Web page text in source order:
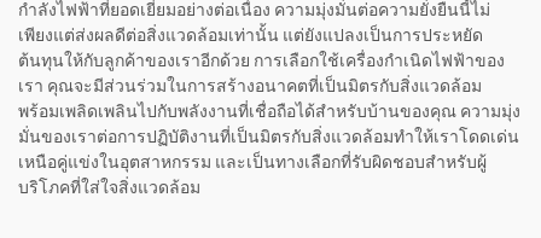
กำลังไฟฟ้าที่ยอดเยี่ยมอย่างต่อเนื่อง ความมุ่งมั่นต่อความยั่งยืนนี้ไม่
เพียงแต่ส่งผลดีต่อสิ่งแวดล้อมเท่านั้น แต่ยังแปลงเป็นการประหยัด
ต้นทุนให้กับลูกค้าของเราอีกด้วย การเลือกใช้เครื่องกำเนิดไฟฟ้าของ
เรา คุณจะมีส่วนร่วมในการสร้างอนาคตที่เป็นมิตรกับสิ่งแวดล้อม
พร้อมเพลิดเพลินไปกับพลังงานที่เชื่อถือได้สำหรับบ้านของคุณ ความมุ่ง
มั่นของเราต่อการปฏิบัติงานที่เป็นมิตรกับสิ่งแวดล้อมทำให้เราโดดเด่น
เหนือคู่แข่งในอุตสาหกรรม และเป็นทางเลือกที่รับผิดชอบสำหรับผู้
บริโภคที่ใส่ใจสิ่งแวดล้อม